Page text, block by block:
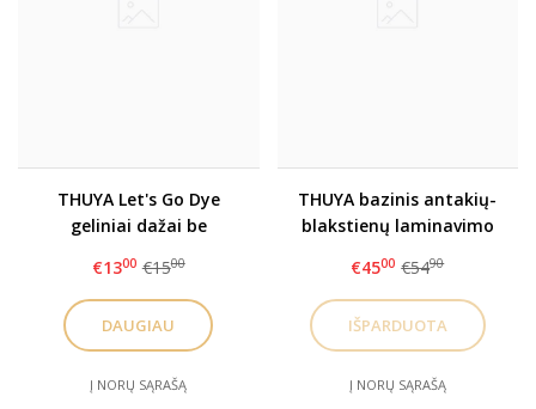
THUYA Let's Go Dye
geliniai dažai be
€1300 €1500
DAUGIAU
Į NORŲ SĄRAŠĄ
THUYA bazinis antakių-
blakstienų laminavimo
€4500 €5490
Į NORŲ SĄRAŠĄ